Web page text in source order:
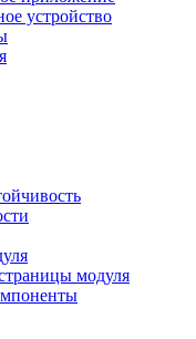
устройство
модуля